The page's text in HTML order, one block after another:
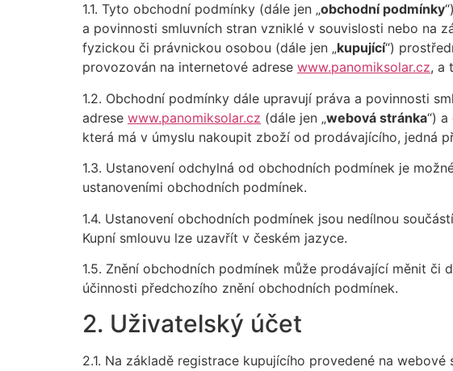
1.1. Tyto obchodní podmínky (dále jen „obchodní podmínky
a povinnosti smluvních stran vzniklé v souvislosti nebo na
fyzickou či právnickou osobou (dále jen „kupující“)
provozován na internetové adrese www.panomiksolar.cz, a
1.2. Obchodní podmínky dále upravují práva a povinnosti
adrese www.panomiksolar.cz (dále jen „webová stránka“)
která má v úmyslu nakoupit zboží od prodávajícího, jedná
1.3. Ustanovení odchylná od obchodních podmínek je
ustanoveními obchodních podmínek.
1.4. Ustanovení obchodních podmínek jsou nedílnou
Kupní smlouvu lze uzavřít v českém jazyce.
1.5. Znění obchodních podmínek může prodávající měnit
účinnosti předchozího znění obchodních podmínek.
2. Uživatelský účet
2.1. Na základě registrace kupujícího provedené na